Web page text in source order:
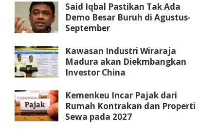
Said Iqbal Pastikan Tak Ada
Demo Besar Buruh di Agustus-
September
Kawasan Industri Wiraraja
Madura akan Diekmbangkan
Investor China
Kemenkeu Incar Pajak dari
Rumah Kontrakan dan Properti
Sewa pada 2027